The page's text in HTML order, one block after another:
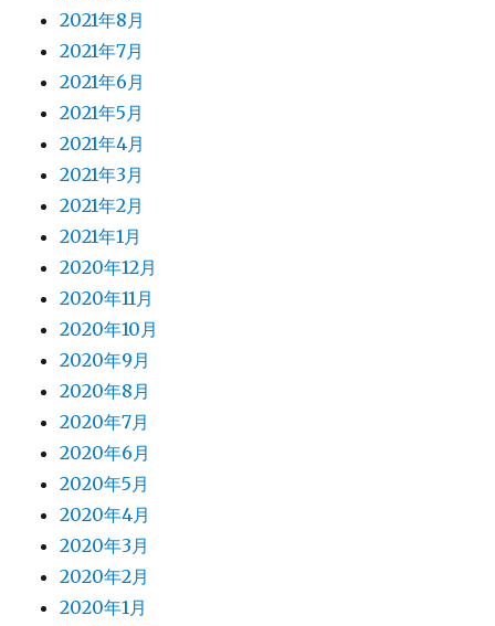
2021年8月
2021年7月
2021年6月
2021年5月
2021年4月
2021年3月
2021年2月
2021年1月
2020年12月
2020年11月
2020年10月
2020年9月
2020年8月
2020年7月
2020年6月
2020年5月
2020年4月
2020年3月
2020年2月
2020年1月